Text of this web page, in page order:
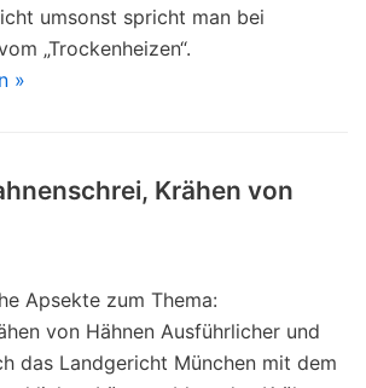
umsonst spricht man bei
„Trockenheizen“.
»
Krähen von
Apsekte zum Thema:
von Hähnen Ausführlicher und
das Landgericht München mit dem